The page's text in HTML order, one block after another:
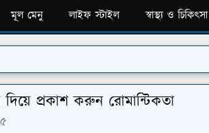
মূল মেনু লাইফ স্টাইল স্বাস্থ্য ও চিকিৎসা
দিয়ে প্রকাশ করুন রোমান্টিকতা